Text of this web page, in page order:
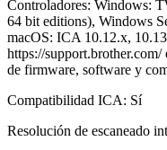
Controladores: Windows:
64 bit editions), Windows
macOS: ICA 10.12.x,
https://support.brother.com/
de firmware, software y
Compatibilidad ICA: Sí
Resolución de escaneado